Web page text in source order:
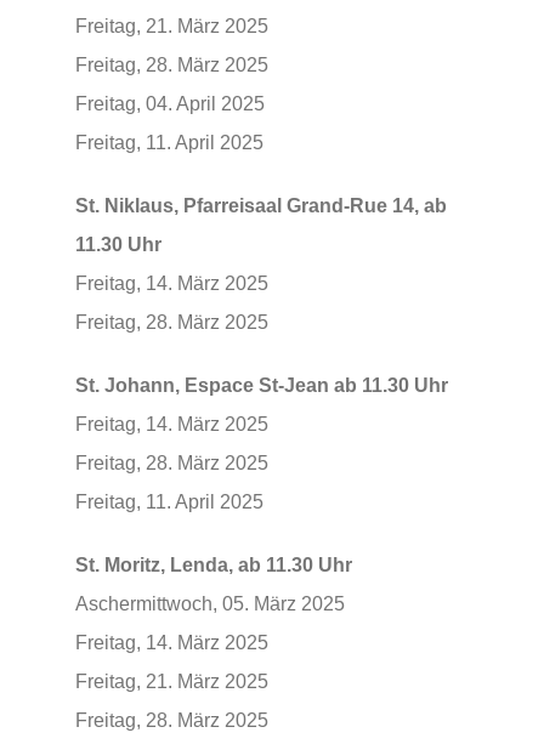
Freitag, 21. März 2025
Freitag, 28. März 2025
Freitag, 04. April 2025
Freitag, 11. April 2025
St. Niklaus, Pfarreisaal Grand-Rue 14, ab
11.30 Uhr
Freitag, 14. März 2025
Freitag, 28. März 2025
St. Johann, Espace St-Jean ab 11.30 Uhr
Freitag, 14. März 2025
Freitag, 28. März 2025
Freitag, 11. April 2025
St. Moritz, Lenda, ab 11.30 Uhr
Aschermittwoch, 05. März 2025
Freitag, 14. März 2025
Freitag, 21. März 2025
Freitag, 28. März 2025